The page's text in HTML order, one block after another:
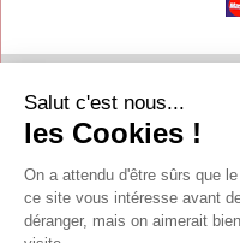
Salut c'est nous...
les Cookies !
On a attendu d'être sûrs que
ce site vous intéresse avant
déranger, mais on aimerait